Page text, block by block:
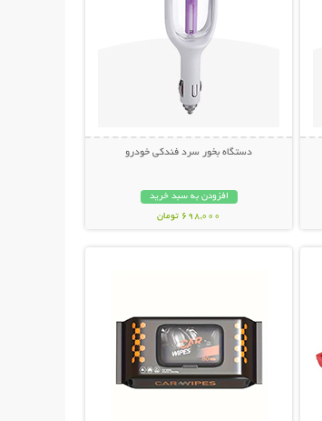
دستگاه بخور سرد فندکی خودرو
افزودن به سبد خرید
698,000 تومان